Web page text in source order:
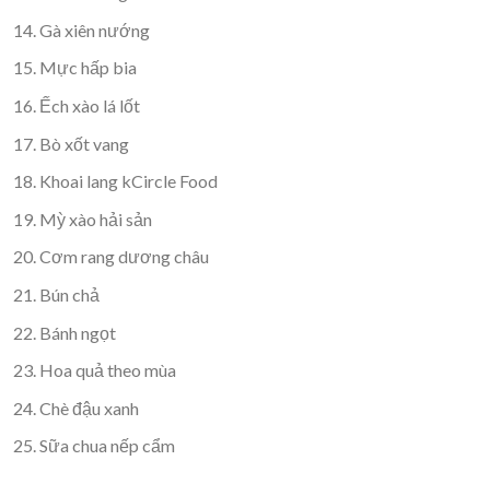
Gà xiên nướng
Mực hấp bia
Ếch xào lá lốt
Bò xốt vang
Khoai lang kCircle Food
Mỳ xào hải sản
Cơm rang dương châu
Bún chả
Bánh ngọt
Hoa quả theo mùa
Chè đậu xanh
Sữa chua nếp cẩm